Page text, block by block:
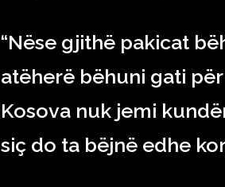
“Nëse gjithë pakicat
atëherë bëhuni gati
Kosova nuk jemi
siç do ta bëjnë edhe